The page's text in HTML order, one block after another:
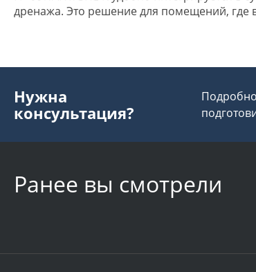
дренажа. Это решение для помещений, где
Нужна
консультация?
Ранее вы смотрели